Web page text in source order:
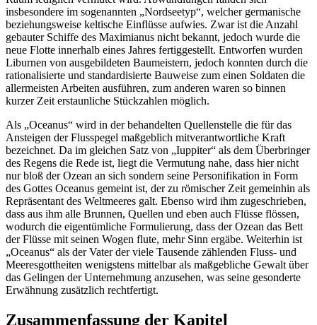
insbesondere im sogenannten „Nordseetyp“, welcher germanische
beziehungsweise keltische Einflüsse aufwies. Zwar ist die Anzahl
gebauter Schiffe des Maximianus nicht bekannt, jedoch wurde die
neue Flotte innerhalb eines Jahres fertiggestellt. Entworfen wurden
Liburnen von ausgebildeten Baumeistern, jedoch konnten durch die
rationalisierte und standardisierte Bauweise zum einen Soldaten die
allermeisten Arbeiten ausführen, zum anderen waren so binnen
kurzer Zeit erstaunliche Stückzahlen möglich.
Als „Oceanus“ wird in der behandelten Quellenstelle die für das
Ansteigen der Flusspegel maßgeblich mitverantwortliche Kraft
bezeichnet. Da im gleichen Satz von „Iuppiter“ als dem Überbringer
des Regens die Rede ist, liegt die Vermutung nahe, dass hier nicht
nur bloß der Ozean an sich sondern seine Personifikation in Form
des Gottes Oceanus gemeint ist, der zu römischer Zeit gemeinhin als
Repräsentant des Weltmeeres galt. Ebenso wird ihm zugeschrieben,
dass aus ihm alle Brunnen, Quellen und eben auch Flüsse flössen,
wodurch die eigentümliche Formulierung, dass der Ozean das Bett
der Flüsse mit seinen Wogen flute, mehr Sinn ergäbe. Weiterhin ist
„Oceanus“ als der Vater der viele Tausende zählenden Fluss- und
Meeresgottheiten wenigstens mittelbar als maßgebliche Gewalt über
das Gelingen der Unternehmung anzusehen, was seine gesonderte
Erwähnung zusätzlich rechtfertigt.
Zusammenfassung der Kapitel